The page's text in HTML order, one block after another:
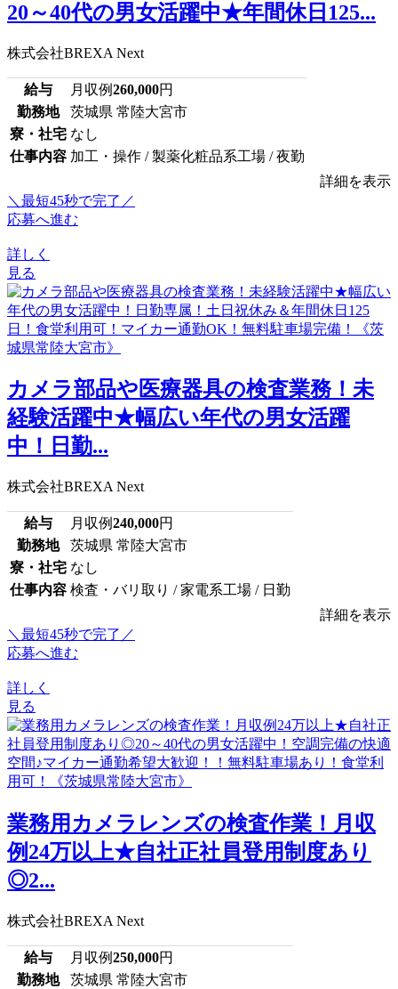
20～40代の男女活躍中★年間休日125...
株式会社BREXA Next
給与 月収例260,000円
勤務地
茨城県 常陸大宮市
寮・社宅 なし
仕事内容 加工・操作 / 製薬化粧品系工場 / 夜勤
詳細を表示
＼最短45秒で完了／
応募へ進む
詳しく
見る
カメラ部品や医療器具の検査業務！未
経験活躍中★幅広い年代の男女活躍
中！日勤...
株式会社BREXA Next
給与 月収例240,000円
勤務地
茨城県 常陸大宮市
寮・社宅 なし
仕事内容 検査・バリ取り / 家電系工場 / 日勤
詳細を表示
＼最短45秒で完了／
応募へ進む
詳しく
見る
業務用カメラレンズの検査作業！月収
例24万以上★自社正社員登用制度あり
◎2...
株式会社BREXA Next
給与 月収例250,000円
勤務地
茨城県 常陸大宮市